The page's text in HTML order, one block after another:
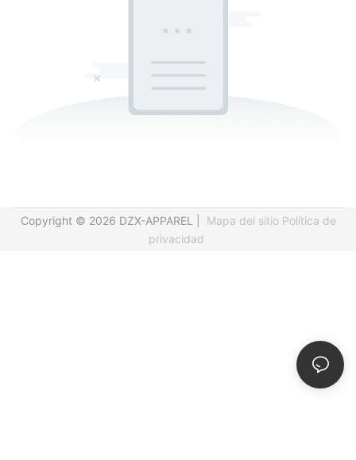
Copyright © 2026 DZX-APPAREL | Mapa del sitio Política de
privacidad